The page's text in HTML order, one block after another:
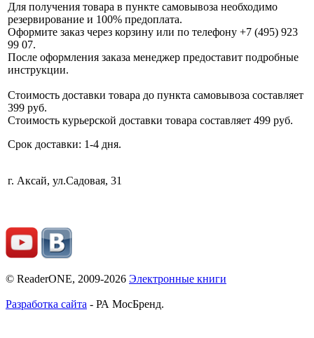
Для получения товара в пункте самовывоза необходимо
резервирование и 100% предоплата.
Оформите заказ через корзину или по телефону +7 (495) 923
99 07.
После оформления заказа менеджер предоставит подробные
инструкции.
Стоимость доставки товара до пункта самовывоза составляет
399 руб.
Стоимость курьерской доставки товара составляет 499 руб.
Срок доставки: 1-4 дня.
г. Аксай, ул.Садовая, 31
© ReaderONE, 2009-2026 Электронные книги
Разработка сайта - РА МосБренд.